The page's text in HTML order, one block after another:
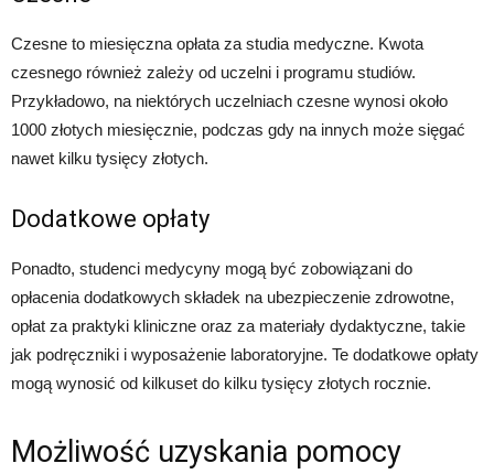
Czesne to miesięczna opłata za studia medyczne. Kwota
czesnego również zależy od uczelni i programu studiów.
Przykładowo, na niektórych uczelniach czesne wynosi około
1000 złotych miesięcznie, podczas gdy na innych może sięgać
nawet kilku tysięcy złotych.
Dodatkowe opłaty
Ponadto, studenci medycyny mogą być zobowiązani do
opłacenia dodatkowych składek na ubezpieczenie zdrowotne,
opłat za praktyki kliniczne oraz za materiały dydaktyczne, takie
jak podręczniki i wyposażenie laboratoryjne. Te dodatkowe opłaty
mogą wynosić od kilkuset do kilku tysięcy złotych rocznie.
Możliwość uzyskania pomocy